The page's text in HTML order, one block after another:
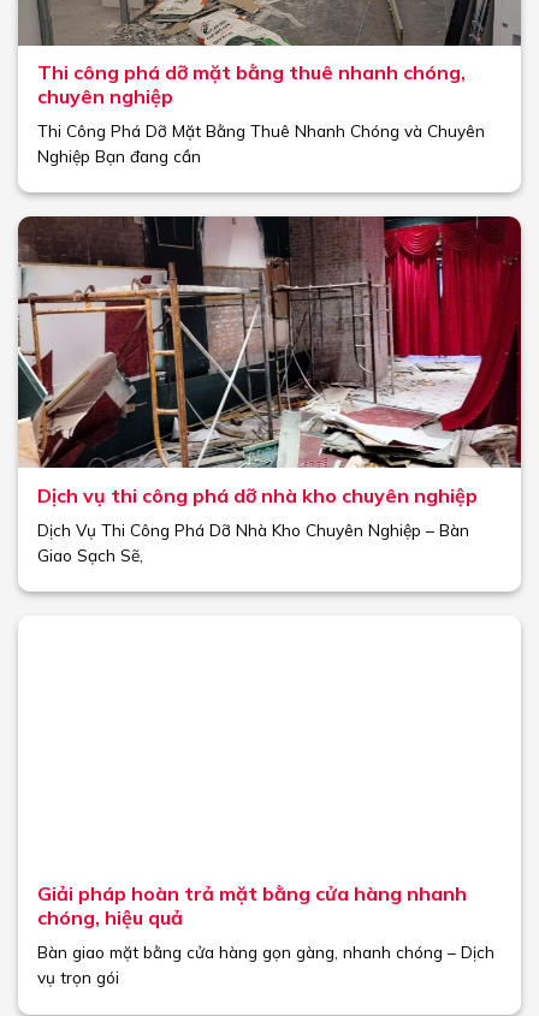
Thi công phá dỡ mặt bằng thuê nhanh chóng,
chuyên nghiệp
Thi Công Phá Dỡ Mặt Bằng Thuê Nhanh Chóng và Chuyên
Nghiệp Bạn đang cần
Dịch vụ thi công phá dỡ nhà kho chuyên nghiệp
Dịch Vụ Thi Công Phá Dỡ Nhà Kho Chuyên Nghiệp – Bàn
Giao Sạch Sẽ,
Giải pháp hoàn trả mặt bằng cửa hàng nhanh
chóng, hiệu quả
Bàn giao mặt bằng cửa hàng gọn gàng, nhanh chóng – Dịch
vụ trọn gói